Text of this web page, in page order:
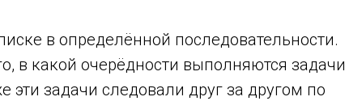
в определённой последовательности.
в какой очерёдности выполняются задачи
эти задачи следовали друг за другом по